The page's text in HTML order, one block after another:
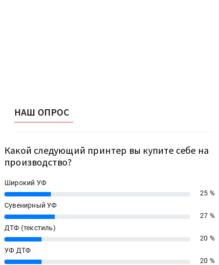
НАШ ОПРОС
Какой следующий принтер вы купите себе на
производство?
Широкий УФ
25%
25 %
Сувенирный УФ
27%
27 %
ДТФ (текстиль)
20%
20 %
УФ ДТФ
20%
20 %